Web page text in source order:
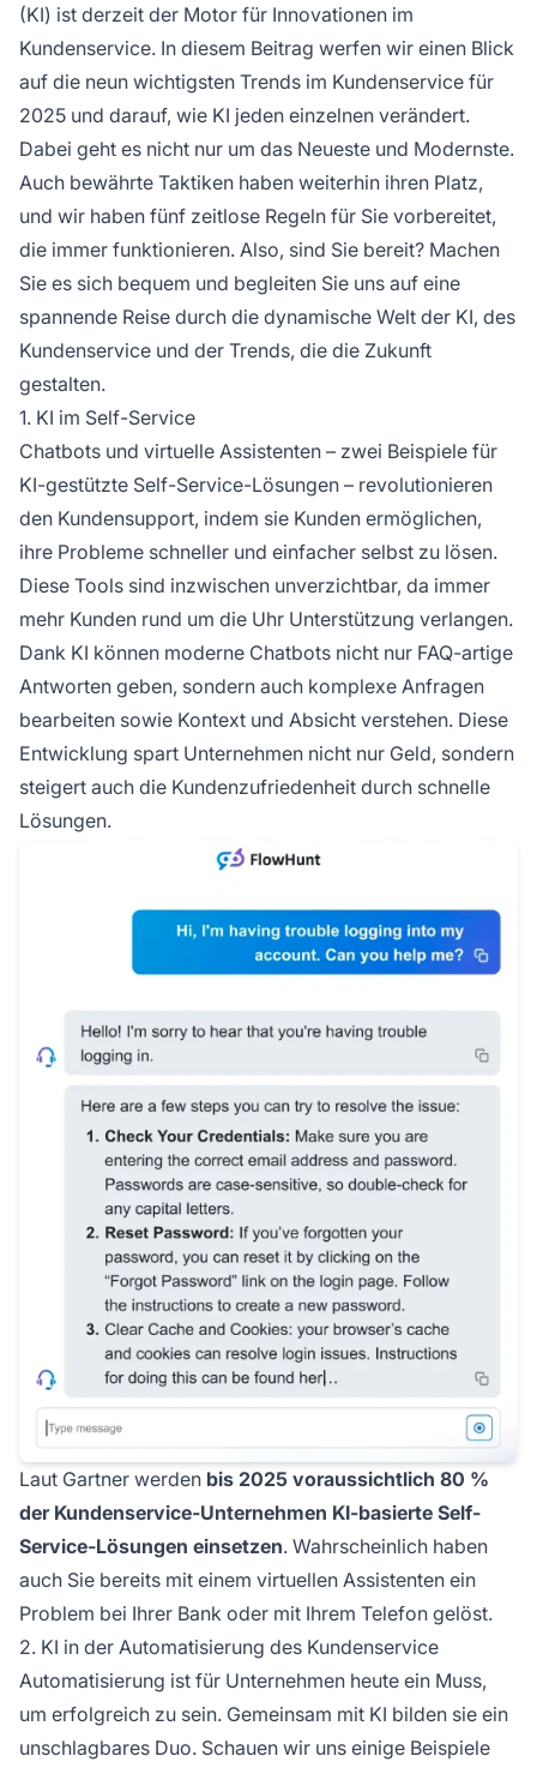
(KI) ist derzeit der Motor für Innovationen im
Kundenservice. In diesem Beitrag werfen wir einen Blick
auf die neun wichtigsten Trends im Kundenservice für
2025 und darauf, wie KI jeden einzelnen verändert.
Dabei geht es nicht nur um das Neueste und Modernste.
Auch bewährte Taktiken haben weiterhin ihren Platz,
und wir haben fünf zeitlose Regeln für Sie vorbereitet,
die immer funktionieren. Also, sind Sie bereit? Machen
Sie es sich bequem und begleiten Sie uns auf eine
spannende Reise durch die dynamische Welt der KI, des
Kundenservice und der Trends, die die Zukunft
gestalten.
1. KI im Self-Service
Chatbots und virtuelle Assistenten – zwei Beispiele für
KI-gestützte Self-Service-Lösungen – revolutionieren
den Kundensupport, indem sie Kunden ermöglichen,
ihre Probleme schneller und einfacher selbst zu lösen.
Diese Tools sind inzwischen unverzichtbar, da immer
mehr Kunden rund um die Uhr Unterstützung verlangen.
Dank KI können moderne Chatbots nicht nur FAQ-artige
Antworten geben, sondern auch komplexe Anfragen
bearbeiten sowie Kontext und Absicht verstehen. Diese
Entwicklung spart Unternehmen nicht nur Geld, sondern
steigert auch die Kundenzufriedenheit durch schnelle
Lösungen.
Laut Gartner werden bis 2025 voraussichtlich 80 %
der Kundenservice-Unternehmen KI-basierte Self-
Service-Lösungen einsetzen. Wahrscheinlich haben
auch Sie bereits mit einem virtuellen Assistenten ein
Problem bei Ihrer Bank oder mit Ihrem Telefon gelöst.
2. KI in der Automatisierung des Kundenservice
Automatisierung ist für Unternehmen heute ein Muss,
um erfolgreich zu sein. Gemeinsam mit KI bilden sie ein
unschlagbares Duo. Schauen wir uns einige Beispiele